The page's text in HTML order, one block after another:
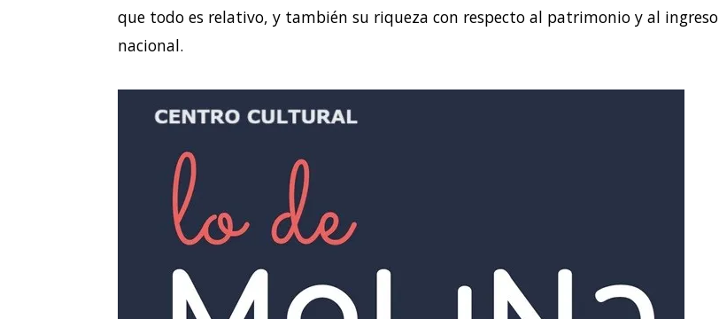
que todo es relativo, y también su riqueza con respecto al patrimonio y al ingreso
nacional.